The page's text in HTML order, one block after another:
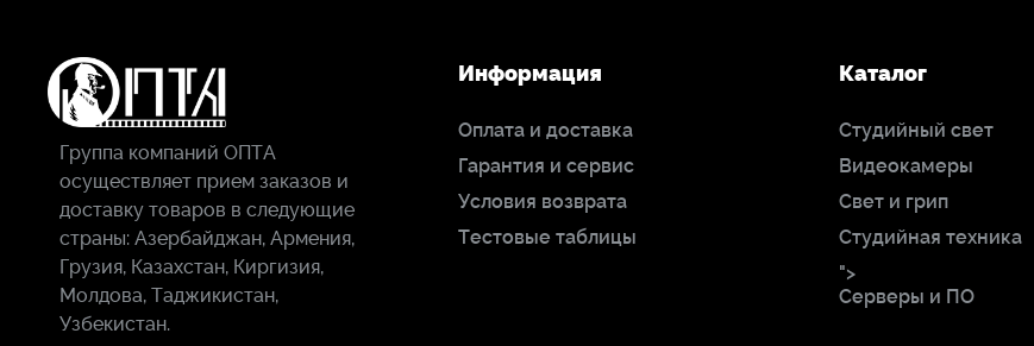
Группа компаний ОПТА
осуществляет прием заказов и
доставку товаров в следующие
страны: Азербайджан, Армения,
Грузия, Казахстан, Киргизия,
Молдова, Таджикистан,
Узбекистан.
Информация
Оплата и доставка
Гарантия и сервис
Условия возврата
Тестовые таблицы
Каталог
Студийный свет
Видеокамеры
Свет и грип
Студийная техника
">
Серверы и ПО